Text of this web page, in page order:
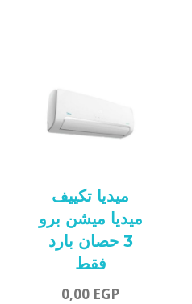
ميديا تكييف
ميديا ميشن برو
3 حصان بارد
فقط
0,00 EGP